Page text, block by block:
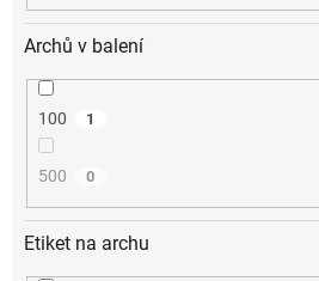
Archů v balení
100 1
500 0
Etiket na archu